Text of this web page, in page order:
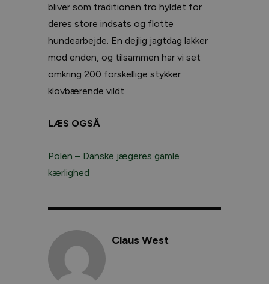
bliver som traditionen tro hyldet for
deres store indsats og flotte
hundearbejde. En dejlig jagtdag lakker
mod enden, og tilsammen har vi set
omkring 200 forskellige stykker
klovbærende vildt.
LÆS OGSÅ
Polen – Danske jægeres gamle
kærlighed
Claus West